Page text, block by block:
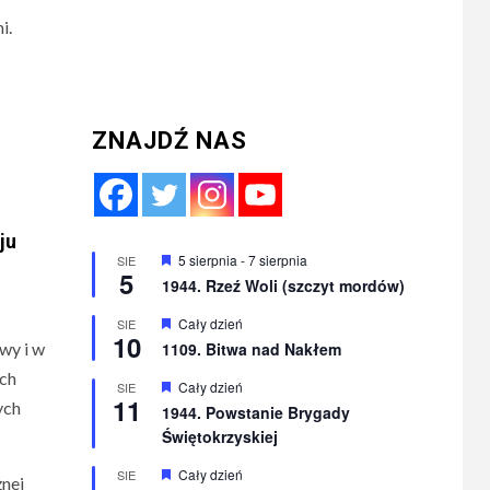
i w
ZNAJDŹ NAS
SIE
5
Wyróżnione
5 sierpnia -7 sierpnia
1944. Rzeź Woli (szczyt mordów)
SIE
10
Wyróżnione
Cały dzień
1109. Bitwa nad Nakłem
SIE
11
Wyróżnione
Cały dzień
1944. Powstanie Brygady
Świętokrzyskiej
SIE Wyróżnione
Cały dzień